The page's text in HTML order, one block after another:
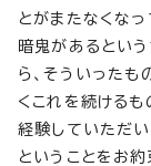
とがまたなくな
暗鬼があるとい
ら、そういったも
くこれを続けるも
経験していただい
ということをお